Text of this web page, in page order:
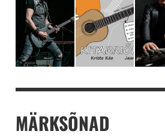
MÄRKSÕNAD